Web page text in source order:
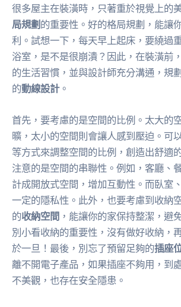
很多屋主在裝潢時，只著重於視覺上的
局規劃 的重要性。好的格局規劃，能讓
利。試想一下，每天早上起床，要繞過
浴室，是不是很崩潰？因此，在裝潢前
的生活習慣，並與設計師充分溝通，規
的動線設計。
首先，要考慮的是空間的比例。太大的
曠，太小的空間則會讓人感到壓迫。可
等方式來調整空間的比例，創造出舒適
注意的是空間的串聯性。例如，客廳、
計成開放式空間，增加互動性。而臥室
一定的隱私性。此外，也要考慮到收納
的收納空間 ，能讓你的家保持整潔，避
別小看收納的重要性，沒有做好收納，
於一旦！最後，別忘了預留足夠的插座
離不開電子產品，如果插座不夠用，到
不美觀，也存在安全隱患。